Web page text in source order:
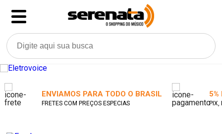
ENVIAMOS PARA TODO O BRASIL
FRETES COM PREÇOS ESPECIAS
5%
PIX,